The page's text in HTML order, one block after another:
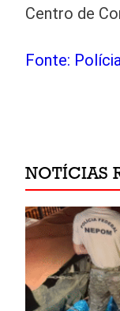
Centro de
Fonte:
NOTÍCIAS